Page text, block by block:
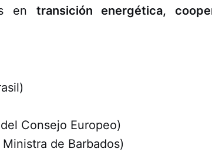
en transición energética,
Consejo Europeo)
Ministra de Barbados)